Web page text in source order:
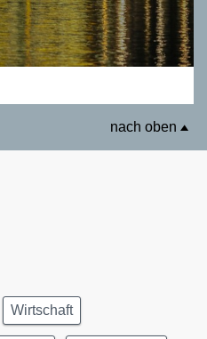
nach oben
Wirtschaft